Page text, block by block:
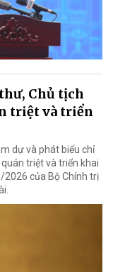
Chủ tịch
triệt và triển
dự và phát biểu chỉ
triệt và triển khai
của Bộ Chính trị